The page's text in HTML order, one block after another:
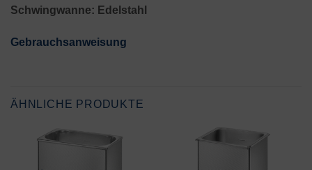
Schwingwanne: Edelstahl
Gebrauchsanweisung
ÄHNLICHE PRODUKTE